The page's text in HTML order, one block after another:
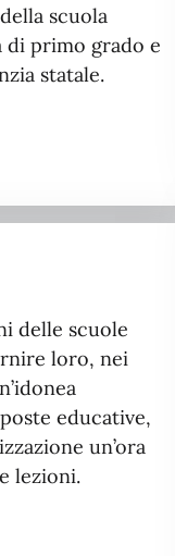
scuola
di primo grado e
statale.
delle scuole
loro, nei
educative,
un’ora
lezioni.